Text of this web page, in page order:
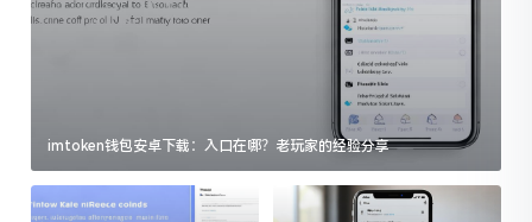
imtoken钱包安卓下载：入口在哪？老玩家的经验分享